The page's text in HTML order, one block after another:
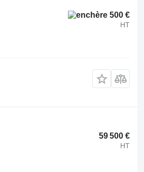
500 €
HT
59 500 €
HT